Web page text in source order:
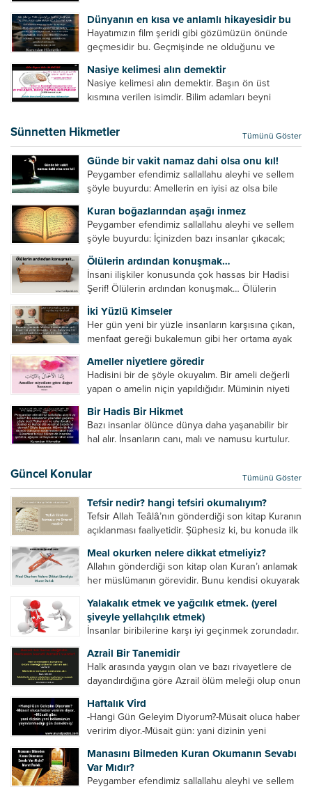
geliştirmeleri hususunda bazen açık bazen gizli
tenkitlerde bulunmuşuzdur. Örneğin hocalarda
olması gereken hususları sıralar ve...
Dünyanın en kısa ve anlamlı hikayesidir bu
Hayatımızın film şeridi gibi gözümüzün önünde
geçmesidir bu. Geçmişinde ne olduğunu ve
âyetlere baksın. Hayatı özetler misin sorusuna
verilebilecek en kısa ve bir o...
Nasiye kelimesi alın demektir
Nasiye kelimesi alın demektir. Başın ön üst
kısmına verilen isimdir. Bilim adamları beyni
Beynin ön kısmında bulunan bölüme ön bellek
denir. Bu kısım insan vücudunda...
Sünnetten Hikmetler Tümünü Göster
Günde bir vakit namaz dahi olsa onu kıl!
Peygamber efendimiz sallallahu aleyhi ve sellem
şöyle buyurdu: Amellerin en iyisi az olsa bile
bir yere sahiptir. Namaz kul ile Allah arasındaki bir
toplantıdır....
Kuran boğazlarından aşağı inmez
Peygamber efendimiz sallallahu aleyhi ve sellem
şöyle buyurdu: İçinizden bazı insanlar çıkacak;
küçümseyeceksiniz. Onların oruçlarını görünce
kendi oruçlarınızı küçümseyeceksiniz. Onların
amellerini görünce kendi amellerinizi
küçümseyeceksiniz. ...
Ölülerin ardından konuşmak…
İnsani ilişkiler konusunda çok hassas bir Hadisi
Şerif! Ölülerin ardından konuşmak… Ölülerin
küfretmek, sövmek, onların günah ve kusurlarını
zikretmek ölüye zarar vermez, fayda da vermez....
İki Yüzlü Kimseler
Her gün yeni bir yüzle insanların karşısına çıkan,
menfaat gereği bukalemun gibi her ortama ayak
insan grubudur. Müminlerin yanında mümin gibi
duran,...
Ameller niyetlere göredir
Hadisini bir de şöyle okuyalım. Bir ameli değerli
yapan o amelin niçin yapıldığıdır. Müminin niyeti
namazın hiçbir değeri yoktur. Gösteriş için
okunan ezanın hiçbir...
Bir Hadis Bir Hikmet
Bazı insanlar ölünce dünya daha yaşanabilir bir
hal alır. İnsanların canı, malı ve namusu kurtulur.
kurtulur. Ağaçlar onun zulmünden kurtulur....
Güncel Konular Tümünü Göster
Tefsir nedir? hangi tefsiri okumalıyım?
Tefsir Allah Teâlâ’nın gönderdiği son kitap Kuranın
açıklanması faaliyetidir. Şüphesiz ki, bu konuda ilk
ayetleri peygamber efendimize soruyor. O da
bunları izah ediyor/tefsir ediyordu. “Biz sana...
Meal okurken nelere dikkat etmeliyiz?
Allahın gönderdiği son kitap olan Kuran’ı anlamak
her müslümanın görevidir. Bunu kendisi okuyarak
yollarla anlamaya çalışmalıdır. Meal nedir? Arapça
bir kelime olan meal;...
Yalakalık etmek ve yağcılık etmek. (yerel
şiveyle yellahçılık etmek)
İnsanlar biribilerine karşı iyi geçinmek zorundadır.
makam gücü, nesep gücü, maddi güç, fiziki güç)
diğer insanları ezebiliyor. Normal şartlarda elinde
bu güçler...
Azrail Bir Tanemidir
Halk arasında yaygın olan ve bazı rivayetlere de
dayandırdığına göre Azrail ölüm meleği olup onun
Azrail tek başına aynı anda binlerce insanın
canını...
Haftalık Vird
-Hangi Gün Geleyim Diyorum?-Müsait oluca haber
veririm diyor.-Müsait gün: yani dizinin yeni
efendinin Haftalık Virdi HAFTALIK VİRD Pazartesi
Günü Hangi VİRD var?20:00 Star TV –...
Manasını Bilmeden Kuran Okumanın Sevabı
Var Mıdır?
Peygamber efendimiz sallallahu aleyhi ve sellem